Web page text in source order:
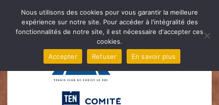
Nous utilisons des cookies pour vous garantir la meilleure
expérience sur notre site. Pour accéder à l'intégralité des
fonctionnalités de notre site, il est nécessaire d'accepter ces
cookies.
Accepter
Refuser En savoir plus